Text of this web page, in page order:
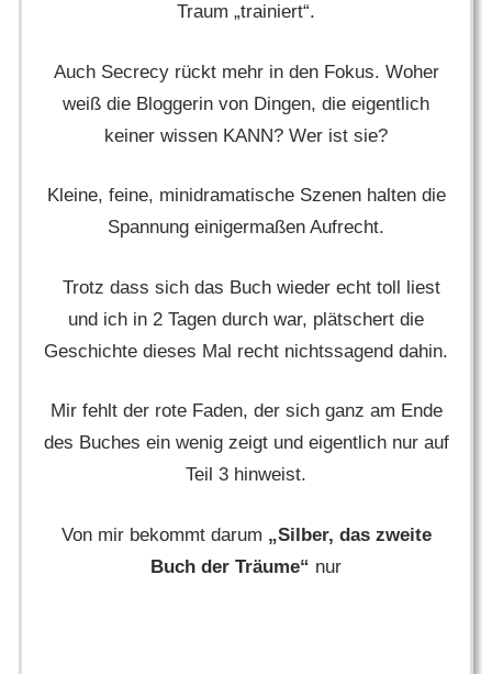
Traum „trainiert“.
Auch Secrecy rückt mehr in den Fokus. Woher
weiß die Bloggerin von Dingen, die eigentlich
keiner wissen KANN? Wer ist sie?
Kleine, feine, minidramatische Szenen halten die
Spannung einigermaßen Aufrecht.
Trotz dass sich das Buch wieder echt toll liest
und ich in 2 Tagen durch war, plätschert die
Geschichte dieses Mal recht nichtssagend dahin.
Mir fehlt der rote Faden, der sich ganz am Ende
des Buches ein wenig zeigt und eigentlich nur auf
Teil 3 hinweist.
Von mir bekommt darum „Silber, das zweite
Buch der Träume“ nur